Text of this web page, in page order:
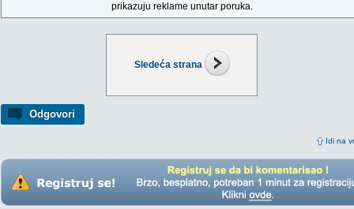
Sledeća strana
Odgovori
Idi na
prikazuju reklame unutar poruka.